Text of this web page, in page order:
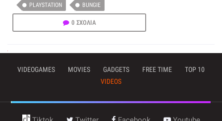
PLAYSTATION BUNGIE
0 ΣΧΟΛΙΑ
VIDEOGAMES MOVIES GADGETS FREE TIME
TOP 10
VIDEOS